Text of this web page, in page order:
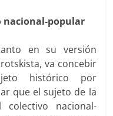
nacional-popular
en su versión
va concebir
histórico por
que el sujeto de la
nacional-